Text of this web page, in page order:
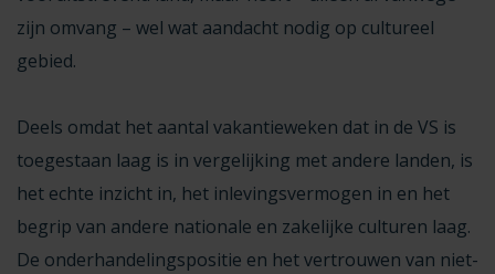
zijn omvang – wel wat aandacht nodig op cultureel
gebied.
Deels omdat het aantal vakantieweken dat in de VS is
toegestaan laag is in vergelijking met andere landen, is
het echte inzicht in, het inlevingsvermogen in en het
begrip van andere nationale en zakelijke culturen laag.
De onderhandelingspositie en het vertrouwen van niet-